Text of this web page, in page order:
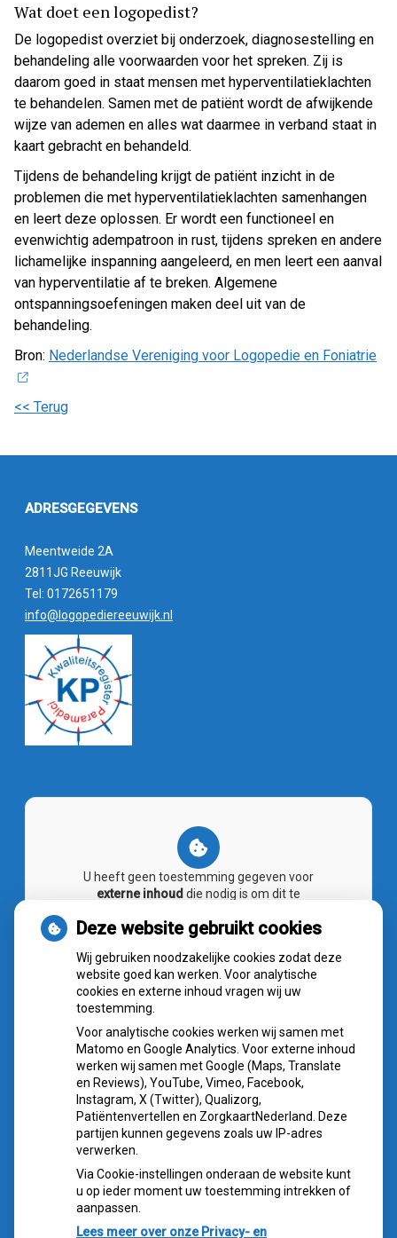
Wat doet een logopedist?
De logopedist overziet bij onderzoek, diagnosestelling en
behandeling alle voorwaarden voor het spreken. Zij is
daarom goed in staat mensen met hyperventilatieklachten
te behandelen. Samen met de patiënt wordt de afwijkende
wijze van ademen en alles wat daarmee in verband staat in
kaart gebracht en behandeld.
Tijdens de behandeling krijgt de patiënt inzicht in de
problemen die met hyperventilatieklachten samenhangen
en leert deze oplossen. Er wordt een functioneel en
evenwichtig adempatroon in rust, tijdens spreken en andere
lichamelijke inspanning aangeleerd, en men leert een aanval
van hyperventilatie af te breken. Algemene
ontspanningsoefeningen maken deel uit van de
behandeling.
Bron: Nederlandse Vereniging voor Logopedie en Foniatrie
<< Terug
ADRESGEGEVENS
Meentweide 2A
2811JG Reeuwijk
Tel: 0172651179
info@logopediereeuwijk.nl
U heeft geen toestemming gegeven voor
externe inhoud die nodig is om dit te
Cookie-instellingen wijzigen
Sterke buikspieren zonder sportschool? Deze 7
activiteiten doen het werk stiekem voor jou
CZ vergoedt zorg van twee gespecialiseerde
revalidatieartsen niet meer
onderzoek veel effectiever samen
Spoedeisende hulp zag dit weekend meer mensen met
heup- en polsbreuken binnenkomen
Deze website gebruikt cookies
Wij gebruiken noodzakelijke cookies zodat deze
website goed kan werken. Voor analytische
cookies en externe inhoud vragen wij uw
toestemming.
Voor analytische cookies werken wij samen met
Matomo en Google Analytics. Voor externe inhoud
werken wij samen met Google (Maps, Translate
en Reviews), YouTube, Vimeo, Facebook,
Instagram, X (Twitter), Qualizorg,
Patiëntenvertellen en ZorgkaartNederland. Deze
partijen kunnen gegevens zoals uw IP-adres
verwerken.
Via Cookie-instellingen onderaan de website kunt
u op ieder moment uw toestemming intrekken of
aanpassen.
Lees meer over onze Privacy- en